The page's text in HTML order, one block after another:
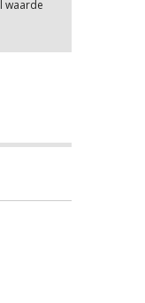
waarde